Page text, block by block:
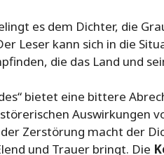
es dem Dichter, die
Leser kann sich in die
die das Land und
bietet eine bittere
Auswirkungen
Zerstörung macht der
und Trauer bringt. Die